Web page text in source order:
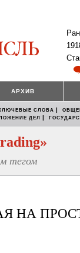
АРХИВ
СЛОВА |
ДЕЛ |
тегом
НА